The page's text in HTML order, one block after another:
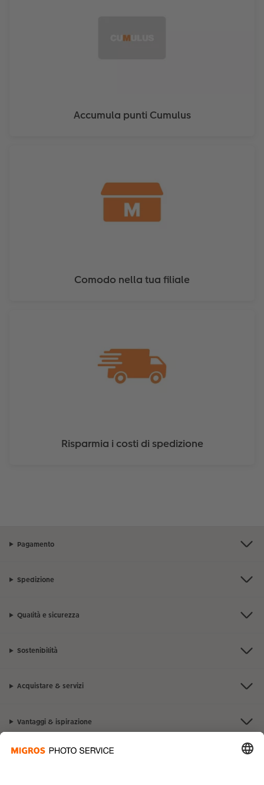
Accumula punti Cumulus
Comodo nella tua filiale
Risparmia i costi di spedizione
Pagamento
Spedizione
Qualità e sicurezza
Sostenibilità
Acquistare & servizi
Vantaggi & ispirazione